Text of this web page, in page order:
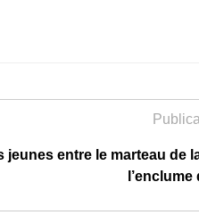
jeunes entre le marteau de